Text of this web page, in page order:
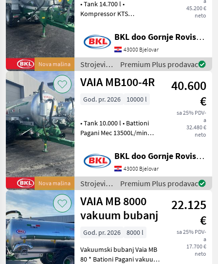
140-
4R
MARKETPLACE
Marketplace
Ponude
trgovaca
Oglasi
Nova mašina
45.200 €
neto
• Tank 14.700 l •
Kompressor KTS
wasserkuhlung • Tandem
Achse Parabolische
gefedert 1380mm Achsem
Abstand • Achse 2.
Nachlauf-lenkachse • ADR-
Brem
BKL doo Gornje Rovisce Kroatien
43000 Bjelovar
Strojevi
za
đubrenje,
navodnjavanje
Premium Plus prodavac
Nova mašina
VAIA MB100-4R
40.600
€
sa 25% PDV-
a
32.480 €
neto
God. pr. 2026 10000 l
• Tank 10.000 l • Battioni
Pagani Mec 13500L/min
und automatischer
Schmierung • Tandem
Achse Parabolische
gefedert 1380mm Achsem
Abstand • A
BKL doo Gornje Rovisce Kroatien
43000 Bjelovar
Strojevi
za
đubrenje,
gnojenje i
navodnjavanje
/ VAIA
Premium Plus prodavac
VAIA MB 8000
vakuum bubanj
22.125
€
sa 25% PDV-
a
17.700 €
neto
God. pr. 2026
8000 l
Vakuumski bubanj Vaia MB
80 * Bationi Pagani vakuum